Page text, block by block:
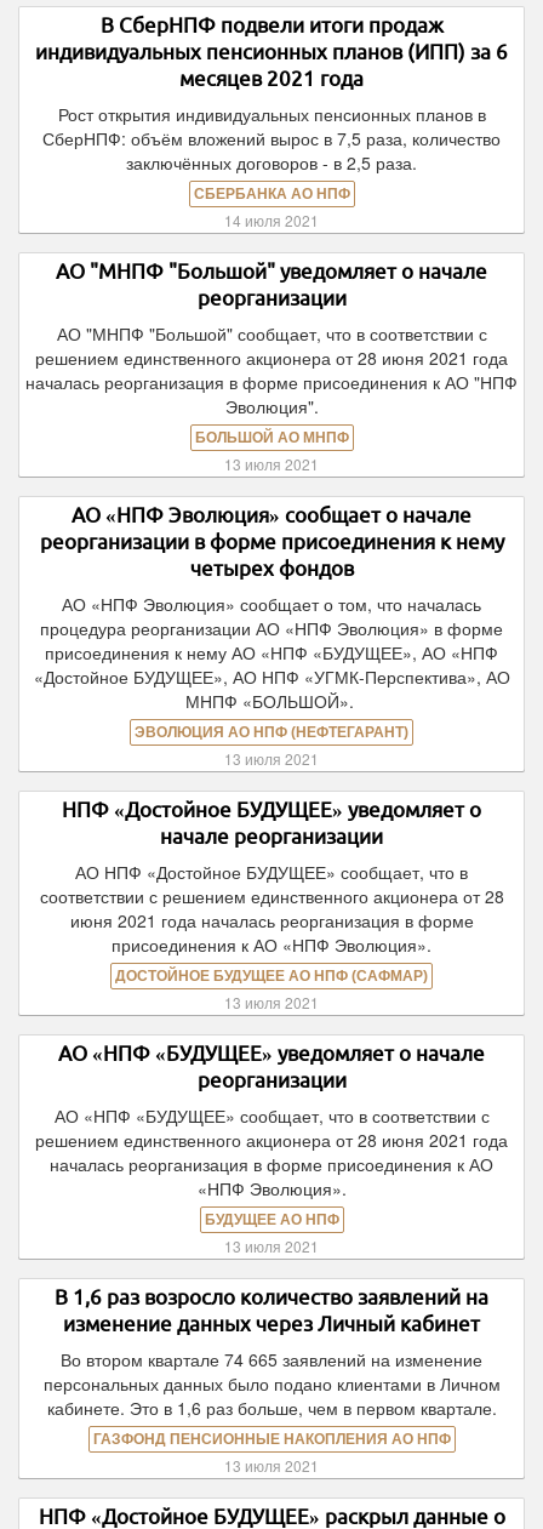
В СберНПФ подвели итоги продаж
индивидуальных пенсионных планов (ИПП) за 6
месяцев 2021 года
Рост открытия индивидуальных пенсионных планов в
СберНПФ: объём вложений вырос в 7,5 раза, количество
заключённых договоров - в 2,5 раза.
СБЕРБАНКА АО НПФ
14 июля 2021
АО "МНПФ "Большой" уведомляет о начале
реорганизации
АО "МНПФ "Большой" сообщает, что в соответствии с
решением единственного акционера от 28 июня 2021 года
началась реорганизация в форме присоединения к АО "НПФ
Эволюция".
БОЛЬШОЙ АО МНПФ
13 июля 2021
АО «НПФ Эволюция» сообщает о начале
реорганизации в форме присоединения к нему
четырех фондов
АО «НПФ Эволюция» сообщает о том, что началась
процедура реорганизации АО «НПФ Эволюция» в форме
присоединения к нему АО «НПФ «БУДУЩЕЕ», АО «НПФ
«Достойное БУДУЩЕЕ», АО НПФ «УГМК-Перспектива», АО
МНПФ «БОЛЬШОЙ».
ЭВОЛЮЦИЯ АО НПФ (НЕФТЕГАРАНТ)
13 июля 2021
НПФ «Достойное БУДУЩЕЕ» уведомляет о
начале реорганизации
АО НПФ «Достойное БУДУЩЕЕ» сообщает, что в
соответствии с решением единственного акционера от 28
июня 2021 года началась реорганизация в форме
присоединения к АО «НПФ Эволюция».
ДОСТОЙНОЕ БУДУЩЕЕ АО НПФ (САФМАР)
13 июля 2021
АО «НПФ «БУДУЩЕЕ» уведомляет о начале
реорганизации
АО «НПФ «БУДУЩЕЕ» сообщает, что в соответствии с
решением единственного акционера от 28 июня 2021 года
началась реорганизация в форме присоединения к АО
«НПФ Эволюция».
БУДУЩЕЕ АО НПФ
13 июля 2021
В 1,6 раз возросло количество заявлений на
изменение данных через Личный кабинет
Во втором квартале 74 665 заявлений на изменение
персональных данных было подано клиентами в Личном
кабинете. Это в 1,6 раз больше, чем в первом квартале.
ГАЗФОНД ПЕНСИОННЫЕ НАКОПЛЕНИЯ АО НПФ
13 июля 2021
НПФ «Достойное БУДУЩЕЕ» раскрыл данные о